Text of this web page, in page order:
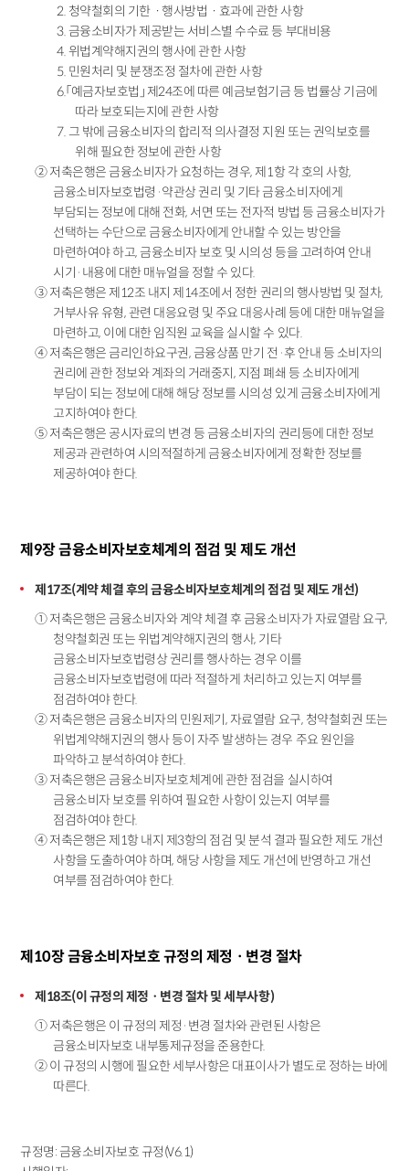
2. 청약철회의 기한ㆍ행사방법ㆍ효과에 관한 사항
3. 금융소비자가 제공받는 서비스별 수수료 등 부대비용
4. 위법계약해지권의 행사에 관한 사항
5. 민원처리 및 분쟁조정 절차에 관한 사항
6.「예금자보호법」 제24조에 따른 예금보험기금 등 법률상 기금에
따라 보호되는지에 관한 사항
7. 그 밖에 금융소비자의 합리적 의사결정 지원 또는 권익보호를
위해 필요한 정보에 관한 사항
② 저축은행은 금융소비자가 요청하는 경우, 제1항 각 호의 사항,
금융소비자보호법령·약관상 권리 및 기타 금융소비자에게
부담되는 정보에 대해 전화, 서면 또는 전자적 방법 등 금융소비자가
선택하는 수단으로 금융소비자에게 안내할 수 있는 방안을
마련하여야 하고, 금융소비자 보호 및 시의성 등을 고려하여 안내
시기·내용에 대한 매뉴얼을 정할 수 있다.
③ 저축은행은 제12조 내지 제14조에서 정한 권리의 행사방법 및 절차,
거부사유 유형, 관련 대응요령 및 주요 대응사례 등에 대한 매뉴얼을
마련하고, 이에 대한 임직원 교육을 실시할 수 있다.
④ 저축은행은 금리인하요구권, 금융상품 만기 전·후 안내 등 소비자의
권리에 관한 정보와 계좌의 거래중지, 지점 폐쇄 등 소비자에게
부담이 되는 정보에 대해 해당 정보를 시의성 있게 금융소비자에게
고지하여야 한다.
⑤ 저축은행은 공시자료의 변경 등 금융소비자의 권리등에 대한 정보
제공과 관련하여 시의적절하게 금융소비자에게 정확한 정보를
제공하여야 한다.
제9장 금융소비자보호체계의 점검 및 제도 개선
제17조(계약 체결 후의 금융소비자보호체계의 점검 및 제도 개선)
① 저축은행은 금융소비자와 계약 체결 후 금융소비자가 자료열람 요구,
청약철회권 또는 위법계약해지권의 행사, 기타
금융소비자보호법령상 권리를 행사하는 경우 이를
금융소비자보호법령에 따라 적절하게 처리하고 있는지 여부를
점검하여야 한다.
② 저축은행은 금융소비자의 민원제기, 자료열람 요구, 청약철회권 또는
위법계약해지권의 행사 등이 자주 발생하는 경우 주요 원인을
파악하고 분석하여야 한다.
③ 저축은행은 금융소비자보호체계에 관한 점검을 실시하여
금융소비자 보호를 위하여 필요한 사항이 있는지 여부를
점검하여야 한다.
④ 저축은행은 제1항 내지 제3항의 점검 및 분석 결과 필요한 제도 개선
사항을 도출하여야 하며, 해당 사항을 제도 개선에 반영하고 개선
여부를 점검하여야 한다.
제10장 금융소비자보호 규정의 제정ㆍ변경 절차
제18조(이 규정의 제정ㆍ변경 절차 및 세부사항)
① 저축은행은 이 규정의 제정·변경 절차와 관련된 사항은
금융소비자보호 내부통제규정을 준용한다.
② 이 규정의 시행에 필요한 세부사항은 대표이사가 별도로 정하는 바에
따른다.
규정명: 금융소비자보호 규정(V6.1)